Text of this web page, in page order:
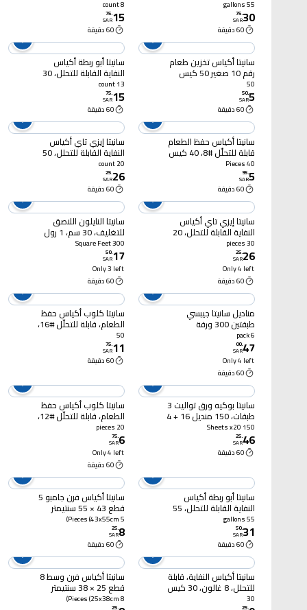
غالون، 15 كيس
55 gallons
30
.
75
SAR
60 دقيقة
غالون، 8 أكياس
8 count
15
.
75
SAR
60 دقيقة
سانيتا أكياس تخزين طعام
رقم 10 صغير 50 كيس
50
5
.
50
SAR
60 دقيقة
سانيتا أبو ربطة أكياس
النفاية القابلة للتحلل، 30
غالون، 13 كيس
13 count
15
.
75
SAR
60 دقيقة
سانيتا أكياس حفظ الطعام
قابلة للتحلّل #8، 40 كيس
40 Pieces
5
.
95
SAR
60 دقيقة
سانيتا إيزي تاي أكياس
النفاية القابلة للتحلل، 50
غالون، 20 كيس
20 count
26
.
25
SAR
60 دقيقة
سانيتا إيزي تاي أكياس
النفاية القابلة للتحلل، 20
غالون، 30 كيس
30 pieces
26
.
25
SAR
Only 4 left
60 دقيقة
سانيتا النايلون اللاصق
للتغليف، 30 سم، 1 رول
300 Square Feet
17
.
50
SAR
Only 3 left
60 دقيقة
مناديل سانيتا جيبسي
طبقتين 300 ورقة
6 pack
47
.
00
SAR
Only 4 left
60 دقيقة
سانيتا كلوب أكياس حفظ
الطعام، قابلة للتحلّل #16،
50 كيس
50
11
.
75
SAR
60 دقيقة
سانيتا بوكيه ورق تواليت 3
طبقات، 150 منديل 16 + 4
رولات
150 Sheets x20
46
.
25
SAR
60 دقيقة
سانيتا كلوب أكياس حفظ
الطعام، قابلة للتحلّل #12،
20 كيس
20 pieces
6
.
75
SAR
Only 4 left
60 دقيقة
سانيتا أبو ربطة أكياس
النفاية القابلة للتحلل، 55
غالون، 15 كيس
55 gallons
31
.
50
SAR
60 دقيقة
سانيتا أكياس فرن جامبو 5
قطع 43 × 55 سنتيمتر
5 Pieces (43x55cm)
8
.
25
SAR
60 دقيقة
سانيتا أكياس النفاية، قابلة
للتحلل، 8 غالون، 30 كيس
30
.
25
سانيتا أكياس فرن وسط 8
قطع 25 × 38 سنتيمتر
8 Pieces (25x38cm)
.
25